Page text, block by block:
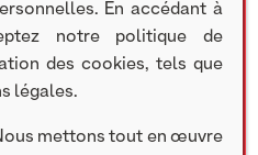
est à l’honneur
de la publication de
avec Spirica et Maison
de Compte et Private
de comprendre les
En accédant à
notre politique de
des cookies, tels que
légales.
mettons tout en œuvre